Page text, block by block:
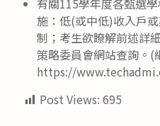
有關115學年度各甄選
施：低(或中低)收入戶
制；考生欲瞭解前述詳
策略委員會網站查詢。(
https://
Post Views: 695